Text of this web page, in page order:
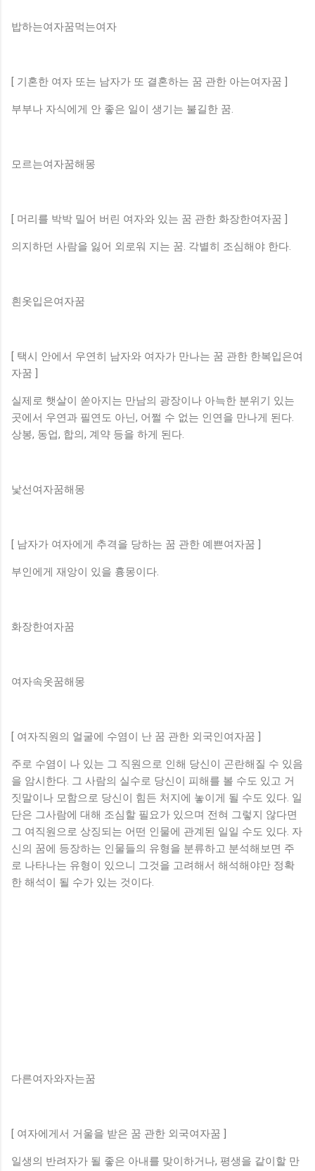
밥하는여자꿈먹는여자
[ 기혼한 여자 또는 남자가 또 결혼하는 꿈 관한 아는여자꿈 ]
부부나 자식에게 안 좋은 일이 생기는 불길한 꿈.
모르는여자꿈해몽
[ 머리를 박박 밀어 버린 여자와 있는 꿈 관한 화장한여자꿈 ]
의지하던 사람을 잃어 외로워 지는 꿈. 각별히 조심해야 한다.
흰옷입은여자꿈
[ 택시 안에서 우연히 남자와 여자가 만나는 꿈 관한 한복입은여
자꿈 ]
실제로 햇살이 쏟아지는 만남의 광장이나 아늑한 분위기 있는
곳에서 우연과 필연도 아닌, 어쩔 수 없는 인연을 만나게 된다.
상봉, 동업, 합의, 계약 등을 하게 된다.
낯선여자꿈해몽
[ 남자가 여자에게 추격을 당하는 꿈 관한 예쁜여자꿈 ]
부인에게 재앙이 있을 흉몽이다.
화장한여자꿈
여자속옷꿈해몽
[ 여자직원의 얼굴에 수염이 난 꿈 관한 외국인여자꿈 ]
주로 수염이 나 있는 그 직원으로 인해 당신이 곤란해질 수 있음
을 암시한다. 그 사람의 실수로 당신이 피해를 볼 수도 있고 거
짓말이나 모함으로 당신이 힘든 처지에 놓이게 될 수도 있다. 일
단은 그사람에 대해 조심할 필요가 있으며 전혀 그렇지 않다면
그 여직원으로 상징되는 어떤 인물에 관계된 일일 수도 있다. 자
신의 꿈에 등장하는 인물들의 유형을 분류하고 분석해보면 주
로 나타나는 유형이 있으니 그것을 고려해서 해석해야만 정확
한 해석이 될 수가 있는 것이다.
다른여자와자는꿈
[ 여자에게서 거울을 받은 꿈 관한 외국여자꿈 ]
일생의 반려자가 될 좋은 아내를 맞이하거나, 평생을 같이할 만